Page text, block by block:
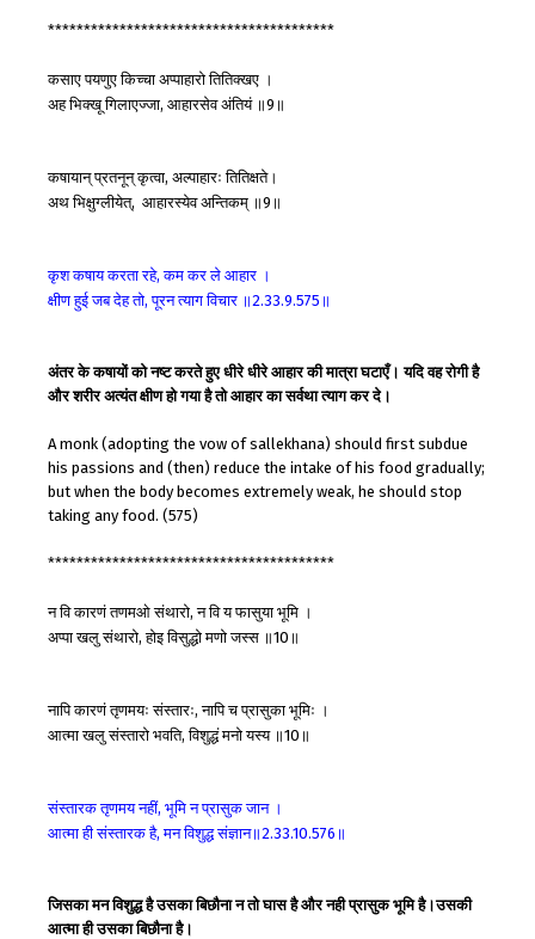
****************************************
कसाएपयणुएकिच्चाअप्पाहारोतितिक्खए ।
अहभिक्खूगिलाएज्जा, आहारसेवअंतियं ॥9 ॥
कषायान्प्रतनून्कृत्वा, अल्पाहारः तितिक्षते।
अथभिक्षुग्लीयेत्, आहारस्येवअन्तिकम् ॥9 ॥
कृशकषायकरतारहे,कमकरलेआहार ।
क्षीणहुईजबदेहतो,पूरनत्यागविचार ॥2.33.9.575 ॥
अंतर के कषायों को नष्ट करते हुए धीरे धीरे आहार की मात्रा घटाएँ। यदि वह रोगी है
और शरीर अत्यंत क्षीण हो गया है तो आहार का सर्वथा त्याग कर दे।
A monk (adopting the vow of sallekhana) should first subdue
his passions and (then) reduce the intake of his food gradually;
but when the body becomes extremely weak, he should stop
taking any food. (575)
****************************************
नविकारणंतणमओसंथारो,नवियफासुयाभूमि ।
अप्पाखलुसंथारो,होइविसुद्धोमणोजस्स ॥10 ॥
नापिकारणंतृणमयः संस्तारः,नापिचप्रासुकाभूमिः ।
आत्माखलुसंस्तारोभवति,विशुद्धंमनोयस्य ॥10 ॥
संस्तारकतृणमयनहीं, भूमिनप्रासुकजान ।
आत्माहीसंस्तारकहै,मनविशुद्धसंज्ञान॥2.33.10.576 ॥
जिसका मन विशुद्ध है उसका बिछौना न तो घास है और नही प्रासुक भूमि है।उसकी
आत्मा ही उसका बिछौना है।